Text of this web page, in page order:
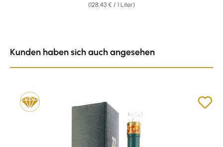
(128,43 € / 1 Liter)
Kunden haben sich auch angesehen